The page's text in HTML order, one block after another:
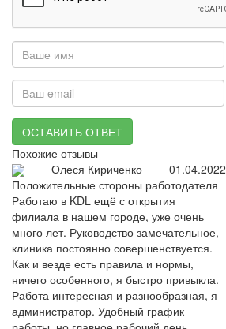
ОСТАВИТЬ ОТВЕТ
Похожие отзывы
Олеся Кириченко
01.04.2022
Положительные стороны работодателя
Работаю в KDL ещё с открытия
филиала в нашем городе, уже очень
много лет. Руководство замечательное,
клиника постоянно совершенствуется.
Как и везде есть правила и нормы,
ничего особенного, я быстро привыкла.
Работа интересная и разнообразная, я
администратор. Удобный график